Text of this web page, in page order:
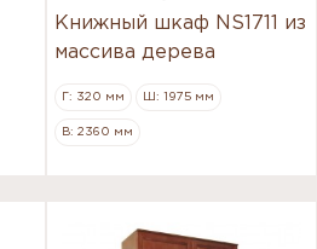
Книжный шкаф NS1711 из
массива дерева
Г: 320 мм Ш: 1975 мм
В: 2360 мм